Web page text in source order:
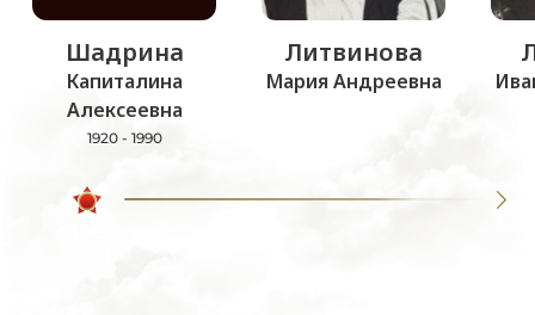
Шадрина
Капиталина
Алексеевна
1920 - 1990
Литвинова
Мария Андреевна